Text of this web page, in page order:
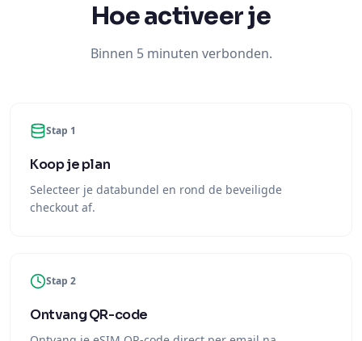
Hoe activeer je
Binnen 5 minuten verbonden.
Stap 1
Koop je plan
Selecteer je databundel en rond de beveiligde
checkout af.
Stap 2
Ontvang QR-code